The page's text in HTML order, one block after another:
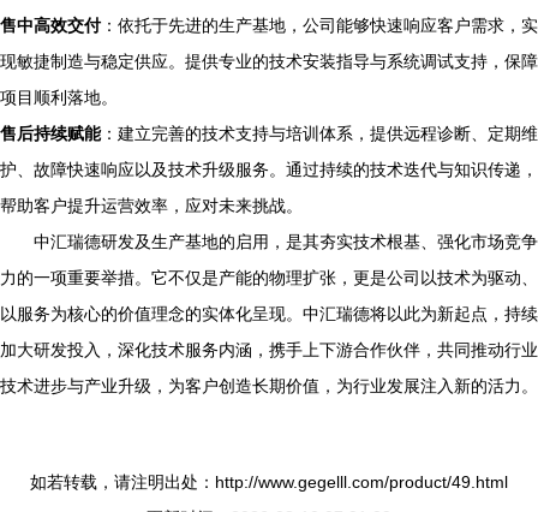
售中高效交付：依托于先进的生产基地，公司能够快速响应客户需求，实
现敏捷制造与稳定供应。提供专业的技术安装指导与系统调试支持，保障
项目顺利落地。
售后持续赋能：建立完善的技术支持与培训体系，提供远程诊断、定期维
护、故障快速响应以及技术升级服务。通过持续的技术迭代与知识传递，
帮助客户提升运营效率，应对未来挑战。
中汇瑞德研发及生产基地的启用，是其夯实技术根基、强化市场竞争
力的一项重要举措。它不仅是产能的物理扩张，更是公司以技术为驱动、
以服务为核心的价值理念的实体化呈现。中汇瑞德将以此为新起点，持续
加大研发投入，深化技术服务内涵，携手上下游合作伙伴，共同推动行业
技术进步与产业升级，为客户创造长期价值，为行业发展注入新的活力。
如若转载，请注明出处：http://www.gegelll.com/product/49.html